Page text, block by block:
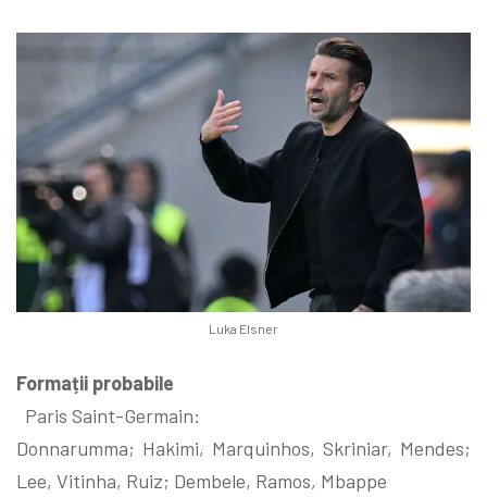
Luka Elsner
Formații probabile
Paris Saint-Germain:
Donnarumma; Hakimi, Marquinhos, Skriniar, Mendes;
Lee, Vitinha, Ruiz; Dembele, Ramos, Mbappe